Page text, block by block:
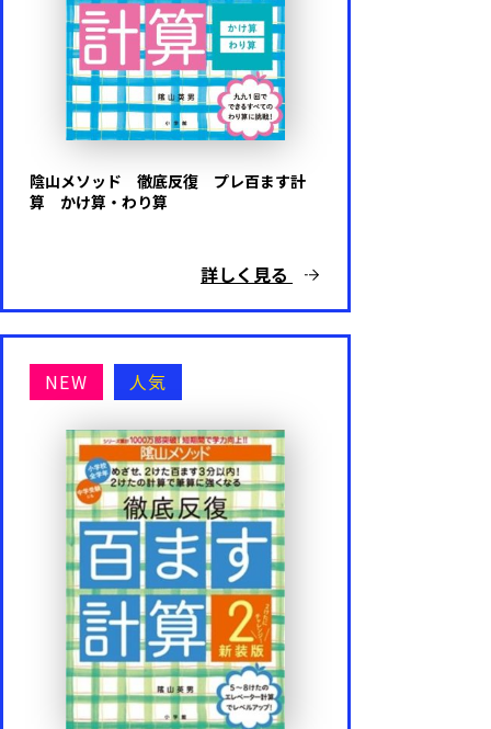
内容
英語
算数
プログラミング
その他
難易度
基礎レベル
応用レベル
陰山メソッド 徹底反復 プレ百ます計
算 かけ算・わり算
詳しく見る
NEW 人気